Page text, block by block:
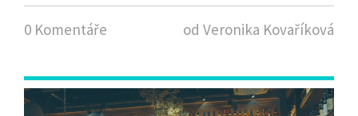
pro ty, kteří trpí chronickou bolestí, a jak vybrat
ty nejúčinnější.
0 Komentáře od Veronika Kovaříková